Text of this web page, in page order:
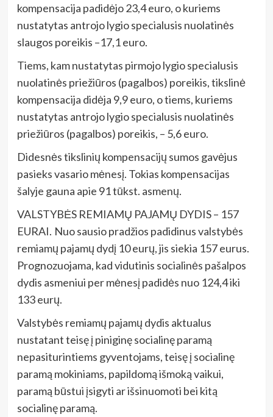
kompensacija padidėjo 23,4 euro, o kuriems
nustatytas antrojo lygio specialusis nuolatinės
slaugos poreikis –17,1 euro.
Tiems, kam nustatytas pirmojo lygio specialusis
nuolatinės priežiūros (pagalbos) poreikis, tikslinė
kompensacija didėja 9,9 euro, o tiems, kuriems
nustatytas antrojo lygio specialusis nuolatinės
priežiūros (pagalbos) poreikis, – 5,6 euro.
Didesnės tikslinių kompensacijų sumos gavėjus
pasieks vasario mėnesį. Tokias kompensacijas
šalyje gauna apie 91 tūkst. asmenų.
VALSTYBĖS REMIAMŲ PAJAMŲ DYDIS – 157
EURAI. Nuo sausio pradžios padidinus valstybės
remiamų pajamų dydį 10 eurų, jis siekia 157 eurus.
Prognozuojama, kad vidutinis socialinės pašalpos
dydis asmeniui per mėnesį padidės nuo 124,4 iki
133 eurų.
Valstybės remiamų pajamų dydis aktualus
nustatant teisę į piniginę socialinę paramą
nepasiturintiems gyventojams, teisę į socialinę
paramą mokiniams, papildomą išmoką vaikui,
paramą būstui įsigyti ar išsinuomoti bei kitą
socialinę paramą.